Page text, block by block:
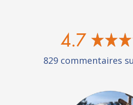
4.7
829 commentaires